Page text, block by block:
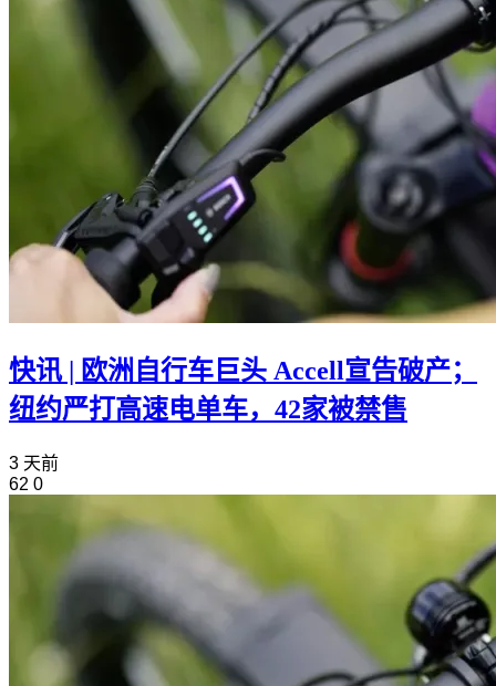
快讯 | 欧洲自行车巨头 Accell宣告破产；
纽约严打高速电单车，42家被禁售
3 天前
62 0